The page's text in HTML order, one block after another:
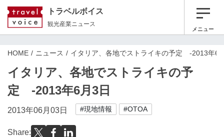
トラベルボイス
観光産業ニュース
メニュー
HOME ニュース イタリア、各地でストライキの予定 -2013年6
イタリア、各地でストライキの予
定 -2013年6月3日
2013年06月03日 #現地情報 #OTOA
Share: